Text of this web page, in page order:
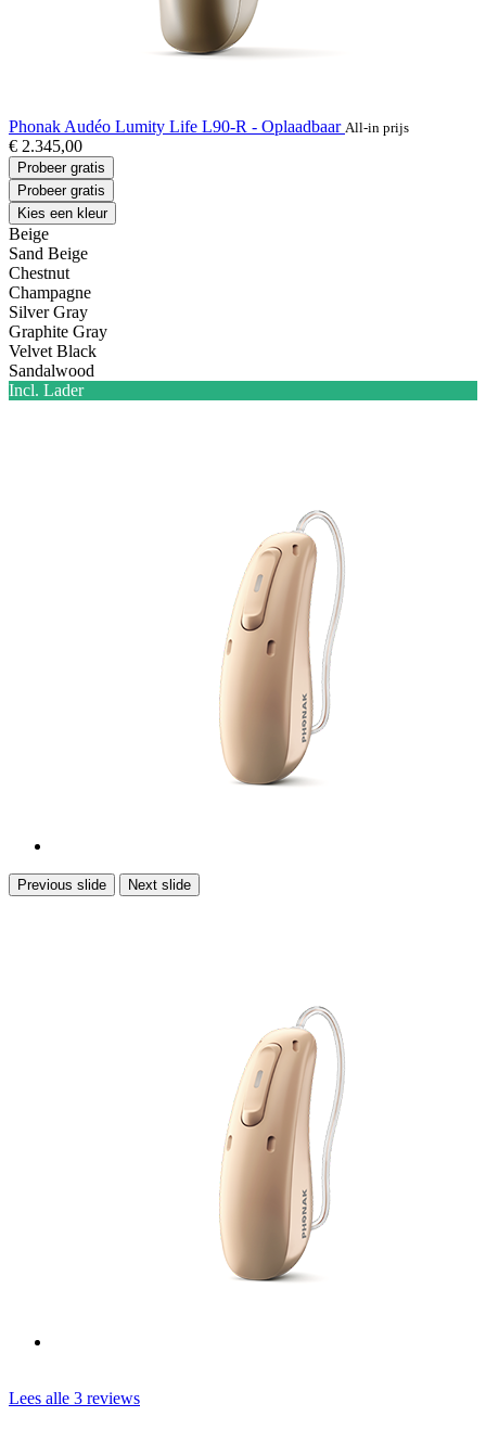
Phonak Audéo Lumity Life L90-R - Oplaadbaar All-in prijs
€ 2.345,00
Probeer gratis
Probeer gratis
Kies een kleur
Beige
Sand Beige
Chestnut
Champagne
Silver Gray
Graphite Gray
Velvet Black
Sandalwood
Incl. Lader
Previous slide Next slide
Lees alle 3 reviews